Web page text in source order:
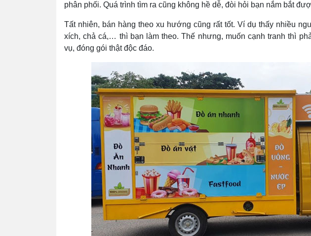
phân phối. Quá trình tìm ra cũng không hề dễ, đòi hỏi bạn nắm bắt
Tất nhiên, bán hàng theo xu hướng cũng rất tốt. Ví dụ thấy nhiều
xích, chả cá,… thì bạn làm theo. Thế nhưng, muốn cạnh tranh thì
vụ, đóng gói thật độc đáo.